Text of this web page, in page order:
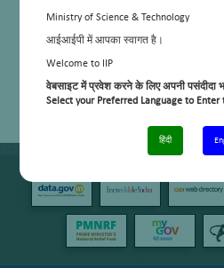
Ministry of Science & Technology
आईआईपी में आपका स्वागत है।
Welcome to IIP
वेबसाइट में प्रवेश करने के लिए अपनी पसंदीदा
Select your Preferred Language to
हिंदी